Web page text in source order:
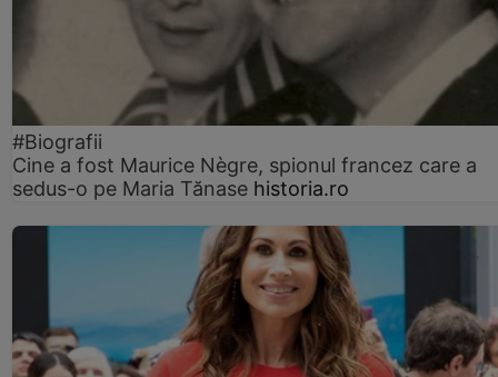
#Biografii
Cine a fost Maurice Nègre, spionul francez care a
sedus-o pe Maria Tănase historia.ro